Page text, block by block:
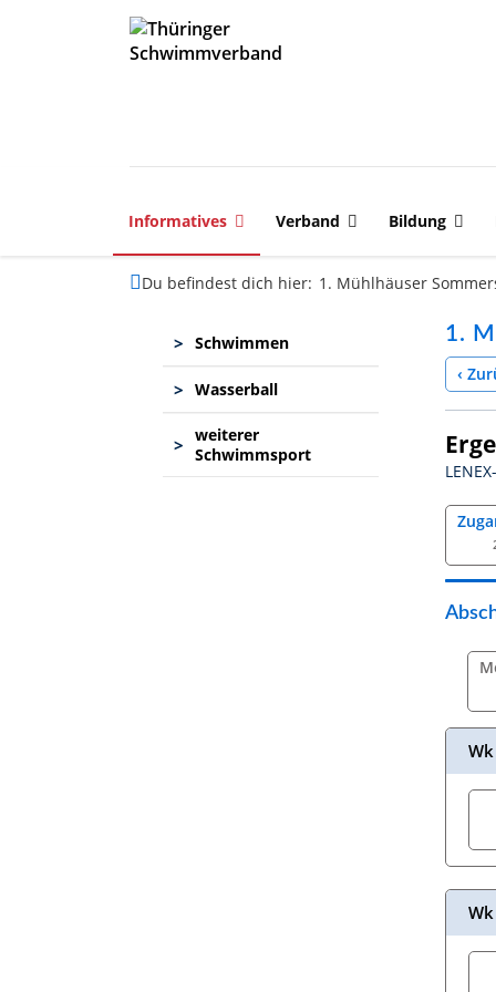
Informatives Verband Bildung
Du befindest dich hier: 1. Mühlhäuser
> Schwimmen
> Wasserball
>
weiterer
Schwimmsport
1.
‹